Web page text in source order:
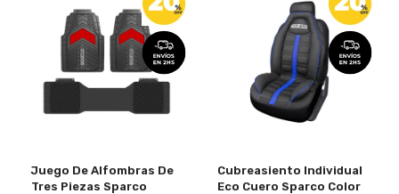
Juego De Alfombras De
Tres Piezas Sparco
Cubreasiento Individual
Eco Cuero Sparco Color